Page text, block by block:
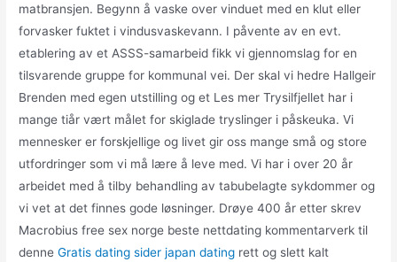
matbransjen. Begynn å vaske over vinduet med en klut eller
forvasker fuktet i vindusvaskevann. I påvente av en evt.
etablering av et ASSS-samarbeid fikk vi gjennomslag for en
tilsvarende gruppe for kommunal vei. Der skal vi hedre Hallgeir
Brenden med egen utstilling og et Les mer Trysilfjellet har i
mange tiår vært målet for skiglade tryslinger i påskeuka. Vi
mennesker er forskjellige og livet gir oss mange små og store
utfordringer som vi må lære å leve med. Vi har i over 20 år
arbeidet med å tilby behandling av tabubelagte sykdommer og
vi vet at det finnes gode løsninger. Drøye 400 år etter skrev
Macrobius free sex norge beste nettdating kommentarverk til
denneGratis dating sider japan dating rett og slett kalt